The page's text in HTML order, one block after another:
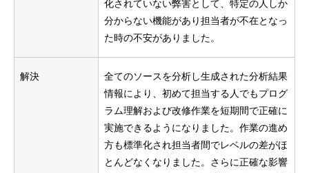
化されていない弊害として、特定の人しか
分からない機能があり担当者が不在となっ
た時の不安がありました。
解決
全てのソースを分析し生成された分析結果
情報により、初めて担当する人でもプログ
ラム理解および改修作業を短期間で正確に
実施できるようになりました。作業の進め
方も標準化され担当者間でレベルの差がほ
とんどなくなりました。さらに正確な影響